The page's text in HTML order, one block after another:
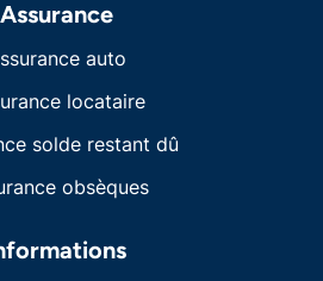
Assurance
auto
locataire
solde restant dû
obsèques